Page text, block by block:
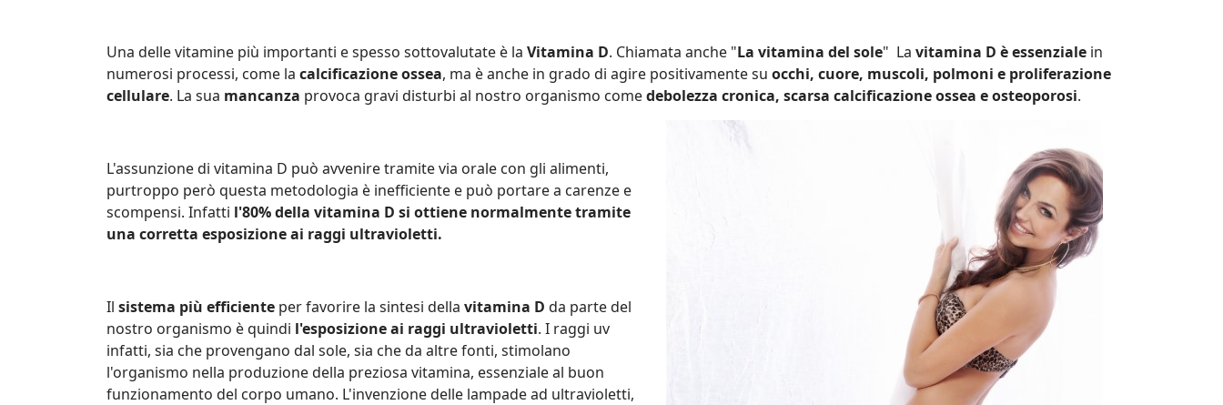
Una delle vitamine più importanti e spesso sottovalutate è la Vitamina D. Chiamata anche "La vitamina del sole" La vitamina D è essenziale in
numerosi processi, come la calcificazione ossea, ma è anche in grado di agire positivamente su occhi, cuore, muscoli, polmoni e proliferazione
cellulare. La sua mancanza provoca gravi disturbi al nostro organismo comedebolezza cronica, scarsa calcificazione ossea e osteoporosi.
L'assunzione di vitamina D può avvenire tramite via orale con gli alimenti,
purtroppo però questa metodologia è inefficiente e può portare a carenze e
scompensi. Infatti l'80% della vitamina D si ottiene normalmente tramite
una corretta esposizione ai raggi ultravioletti.
Il sistema più efficiente per favorire la sintesi della vitamina D da parte del
nostro organismo è quindi l'esposizione ai raggi ultravioletti. I raggi uv
infatti, sia che provengano dal sole, sia che da altre fonti, stimolano
l'organismo nella produzione della preziosa vitamina, essenziale al buon
funzionamento del corpo umano. L'invenzione delle lampade ad ultravioletti,